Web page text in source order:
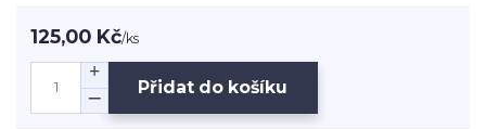
125,00 Kč/ks
Přidat do košíku